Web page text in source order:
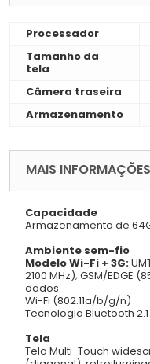
Processador
Tamanho da
tela
Câmera traseira
Armazenamento
MAIS INFORMAÇÕES
Capacidade
Armazenamento de
Ambiente sem-fio
Modelo Wi-Fi + 3G:
2100 MHz); GSM/EDGE
dados
Wi-Fi (802.11a/b/g/n)
Tecnologia Bluetooth 2.1
Tela
Tela Multi-Touch